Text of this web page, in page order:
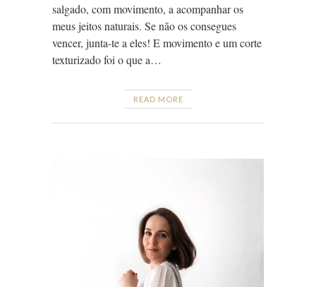
salgado, com movimento, a acompanhar os
meus jeitos naturais. Se não os consegues
vencer, junta-te a eles! E movimento e um corte
texturizado foi o que a…
READ MORE